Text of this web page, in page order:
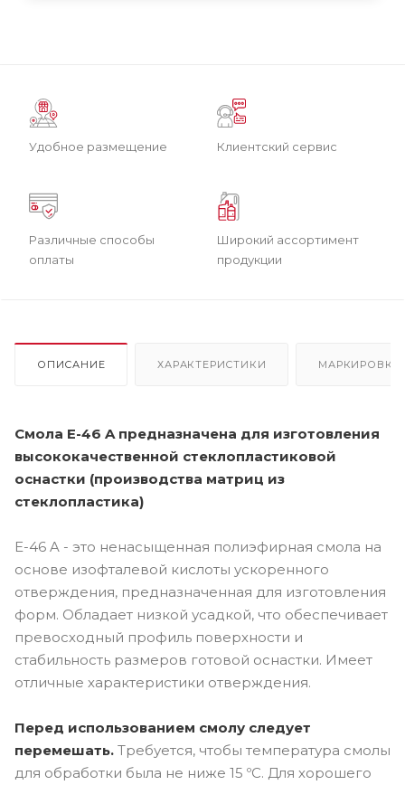
Удобное размещение Клиентский сервис
Различные способы
оплаты
Широкий ассортимент
продукции
ОПИСАНИЕ ХАРАКТЕРИСТИКИ МАРКИРОВКА
Смола E-46 A предназначена для изготовления
высококачественной стеклопластиковой
оснастки (производства матриц из
стеклопластика)
E-46 A - это ненасыщенная полиэфирная смола на
основе изофталевой кислоты ускоренного
отверждения, предназначенная для изготовления
форм. Обладает низкой усадкой, что обеспечивает
превосходный профиль поверхности и
стабильность размеров готовой оснастки. Имеет
отличные характеристики отверждения.
Перед использованием смолу следует
перемешать. Требуется, чтобы температура смолы
для обработки была не ниже 15 ºC. Для хорошего